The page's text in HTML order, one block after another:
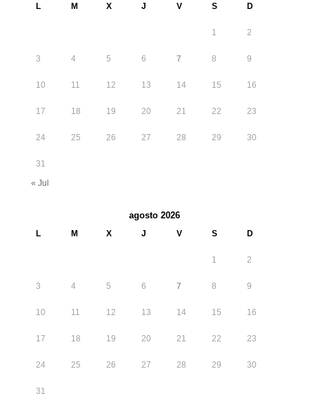
L M X J V S D
1 2
3 4 5 6 7 8 9
10 11 12 13 14 15 16
17 18 19 20 21 22 23
24 25 26 27 28 29 30
31
« Jul
agosto 2026
L M X J V S D
1 2
3 4 5 6 7 8 9
10 11 12 13 14 15 16
17 18 19 20 21 22 23
24 25 26 27 28 29 30
31